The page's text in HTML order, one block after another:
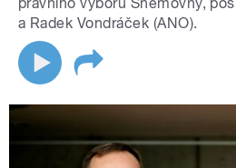
a Radek Vondráček (ANO).